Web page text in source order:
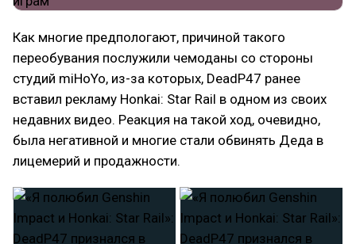
Как многие предпологают, причиной такого
переобувания послужили чемоданы со стороны
студий miHoYo, из-за которых, DeadP47 ранее
вставил рекламу Honkai: Star Rail в одном из своих
недавних видео. Реакция на такой ход, очевидно,
была негативной и многие стали обвинять Деда в
лицемерий и продажности.